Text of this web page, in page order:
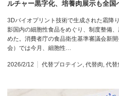
ルチャー黒字化、培養肉展示も全
3Dバイオプリント技術で生成された霜
影国内の細胞性食品をめぐり、制度整備
めた。消費者庁の食品衛生基準審議会新
会）では今月、細胞性…
2026/2/12 代替プロテイン, 代替肉, 代替